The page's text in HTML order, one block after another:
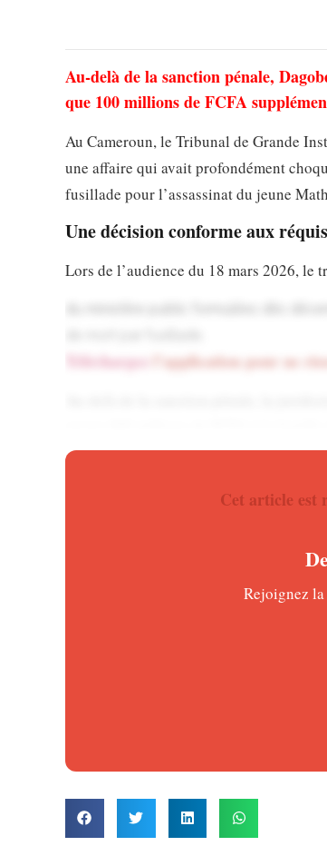
Au-delà de la sanction pénale,
que 100 millions de FCFA
Au Cameroun, le Tribunal de Grande
une affaire qui avait profondément
fusillade pour l’assassinat du jeune
Une décision conforme aux
Lors de l’audience du 18 mars 2026,
Téléchargez l’application pour ne
Une onde émotionnelle jusque
L’affaire a suscité de nombreuses
présentée comme sa fille, a exprimé
l’enfant désormais que justice a été
Ne manquez
Une page judiciaire, mais une
Si ce verdict vient clore la procédure
Un crime d’une rare violence
Les faits remontent au 10 mai 2025,
l’accusé et le père de l’enfant. Après
Cet article est
Rejoignez